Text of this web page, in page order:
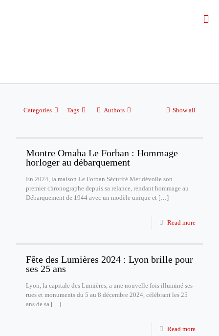
Categories Tags Authors Show all
Montre Omaha Le Forban : Hommage
horloger au débarquement
En 2024, la maison Le Forban Sécurité Mer dévoile son
premier chronographe depuis sa relance, rendant hommage au
Débarquement de 1944 avec un modèle unique et […]
Read more
Fête des Lumières 2024 : Lyon brille pour
ses 25 ans
Lyon, la capitale des Lumières, a une nouvelle fois illuminé ses
rues et monuments du 5 au 8 décembre 2024, célébrant les 25
ans de sa […]
Read more